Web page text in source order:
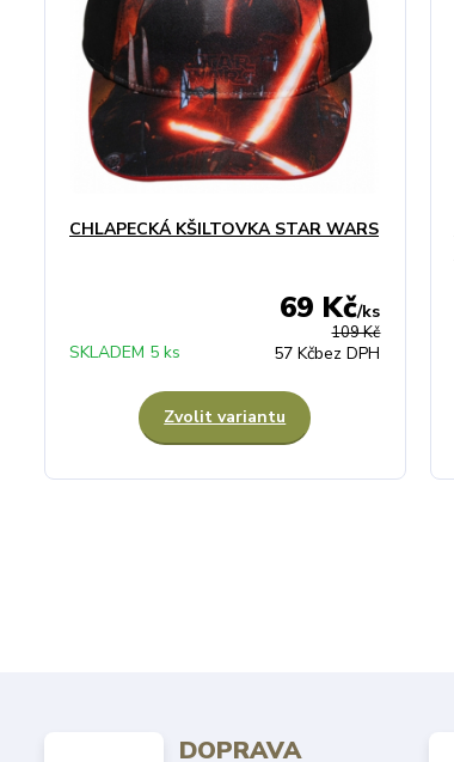
CHLAPECKÁ KŠILTOVKA STAR WARS
109 Kč
69 Kč/ks
57 Kčbez DPH
SKLADEM 5 ks
Zvolit variantu
DOPRAVA